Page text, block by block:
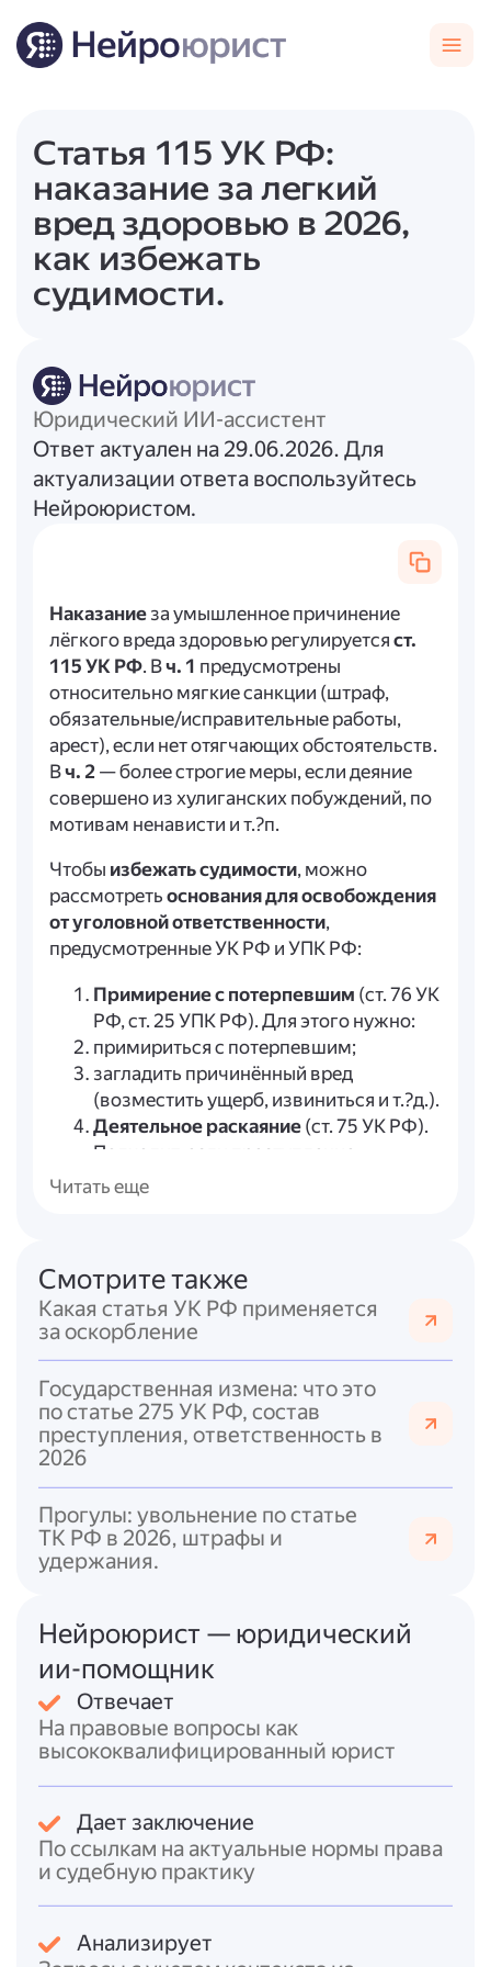
Статья 115 УК РФ:
наказание за легкий
вред здоровью в 2026,
как избежать
судимости.
Юридический ИИ-ассистент
Ответ актуален на 29.06.2026. Для
актуализации ответа воспользуйтесь
Нейроюристом.
Наказаниеза умышленное причинение
лёгкого вреда здоровью регулируется ст.
115 УК РФ. Вч. 1 предусмотрены
относительно мягкие санкции (штраф,
обязательные/исправительные работы,
арест), если нет отягчающих обстоятельств.
Вч. 2 — более строгие меры, если деяние
совершено из хулиганских побуждений, по
мотивам ненависти и т.?п.
Чтобы избежать судимости, можно
рассмотреть основания для освобождения
от уголовной ответственности,
предусмотренные УК РФ и УПК РФ:
Примирение с потерпевшим (ст. 76 УК
РФ, ст. 25 УПК РФ). Для этого нужно:
примириться с потерпевшим;
загладить причинённый вред
(возместить ущерб, извиниться и т.?д.).
Деятельное раскаяние(ст. 75 УК РФ).
Подходит, если преступление
совершено впервые и лицо
Назначение судебного штрафа
76.2 УК РФ). Суд может освободить от
ответственности, если лицо
возместило ущерб или иным образом
загладило вред и уплатило судебный
штраф.
Истечение сроков давности (ст. 78 УК
тяжести срок давности — 2 года с
момента совершения.
Амнистия (ст. 84 УК РФ). Применяется
на основании специального акта и не
Для несовершеннолетних —
применение принудительных мер
воспитательного воздействия (ст. 90
УК РФ).
Итоговый ответ
предусмотренноест. 115 УК РФ
если:
*примириться с потерпевшим
причинённый вред(ст. 25 УПК РФ, ст. 76 УК
* доказатьдеятельное раскаяние
Читать еще
Смотрите также
Какая статья УК РФ применяется
за оскорбление
Государственная измена: что это
по статье 275 УК РФ, состав
преступления, ответственность в
2026
Прогулы: увольнение по статье
ТК РФ в 2026, штрафы и
удержания.
Нейроюрист — юридический
ии-помощник
Отвечает
На правовые вопросы как
высококвалифицированный юрист
Дает заключение
По ссылкам на актуальные нормы права
и судебную практику
Анализирует